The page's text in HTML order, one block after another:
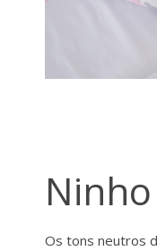
Os tons neutros